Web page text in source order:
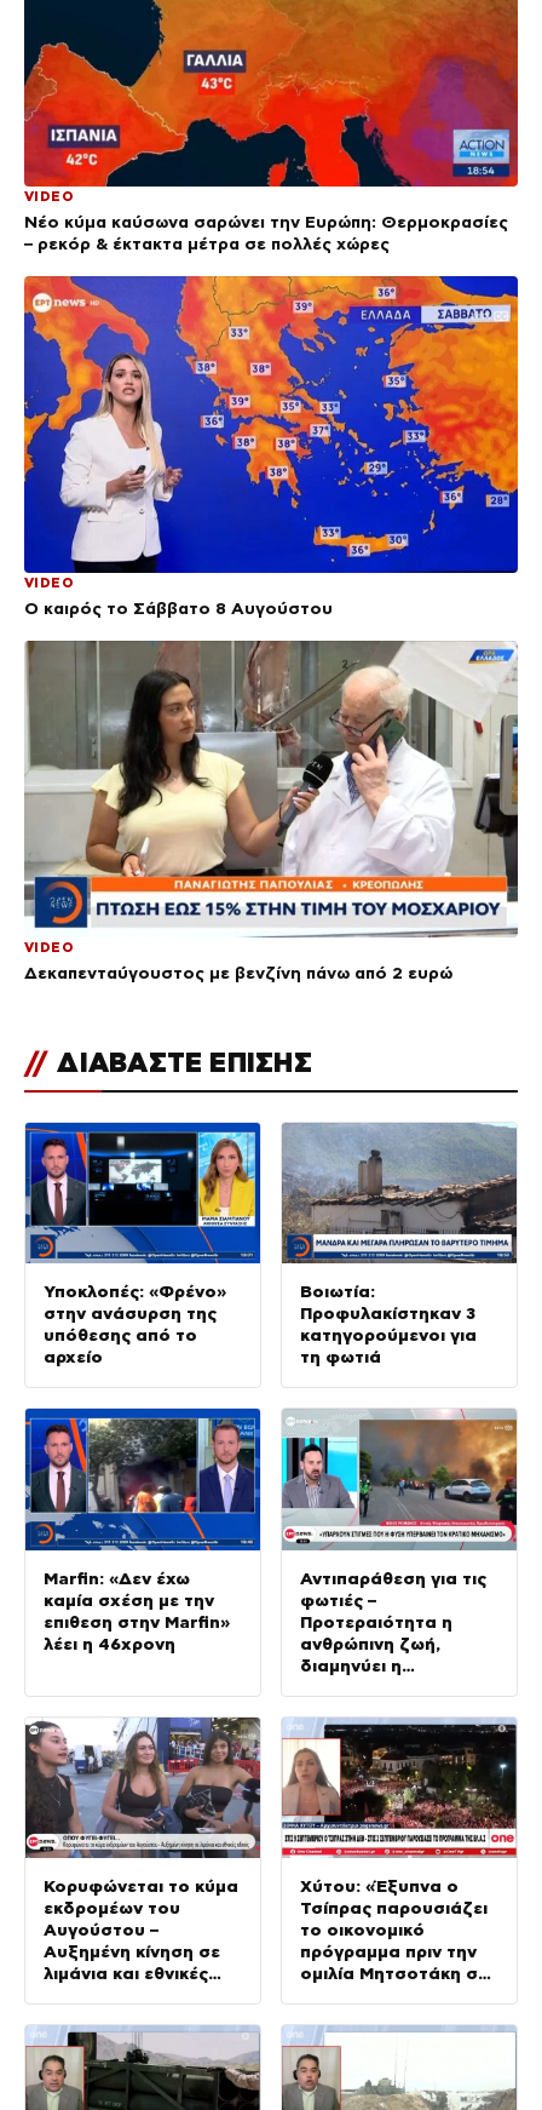
VIDEO
Νέο κύμα καύσωνα σαρώνει την Ευρώπη: Θερμοκρασίες
– ρεκόρ & έκτακτα μέτρα σε πολλές χώρες
VIDEO
Ο καιρός το Σάββατο 8 Αυγούστου
VIDEO
Δεκαπενταύγουστος με βενζίνη πάνω από 2 ευρώ
// ΔΙΑΒΑΣΤΕ ΕΠΙΣΗΣ
Υποκλοπές: «Φρένο»
στην ανάσυρση της
υπόθεσης από το
αρχείο
Βοιωτία:
Προφυλακίστηκαν 3
κατηγορούμενοι για
τη φωτιά
Marfin: «Δεν έχω
καμία σχέση με την
επιθεση στην Marfin»
λέει η 46χρονη
Αντιπαράθεση για τις
φωτιές –
Προτεραιότητα η
ανθρώπινη ζωή,
διαμηνύει η
Κορυφώνεται το κύμα
εκδρομέων του
Αυγούστου –
Αυξημένη κίνηση σε
λιμάνια και εθνικές
Xύτου: «Έξυπνα ο
Τσίπρας παρουσιάζει
το οικονομικό
πρόγραμμα πριν την
ομιλία Μητσοτάκη στη